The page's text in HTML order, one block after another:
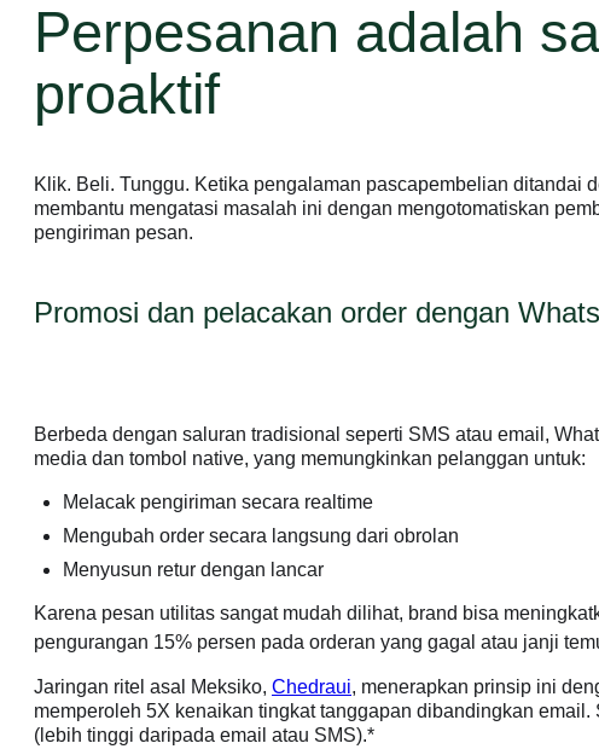
Perpesanan adalah
proaktif
Klik. Beli. Tunggu. Ketika pengalaman pascapembelian ditandai
membantu mengatasi masalah ini dengan mengotomatiskan
pengiriman pesan.
Promosi dan pelacakan order dengan
Berbeda dengan saluran tradisional seperti SMS atau email,
media dan tombol native, yang memungkinkan pelanggan untuk:
Melacak pengiriman secara realtime
Mengubah order secara langsung dari obrolan
Menyusun retur dengan lancar
Karena pesan utilitas sangat mudah dilihat, brand bisa
pengurangan 15% persen pada orderan yang gagal atau janji
Jaringan ritel asal Meksiko, Chedraui, menerapkan prinsip ini
memperoleh 5X kenaikan tingkat tanggapan dibandingkan
(lebih tinggi daripada email atau SMS).*